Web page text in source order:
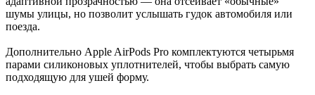
шумы улицы, но позволит услышать гудок автомобиля или
поезда.
Дополнительно Apple AirPods Pro комплектуются четырьмя
парами силиконовых уплотнителей, чтобы выбрать самую
подходящую для ушей форму.